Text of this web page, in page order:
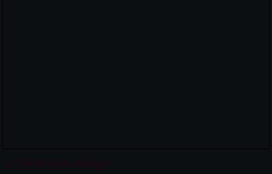
Größere Karte anzeigen